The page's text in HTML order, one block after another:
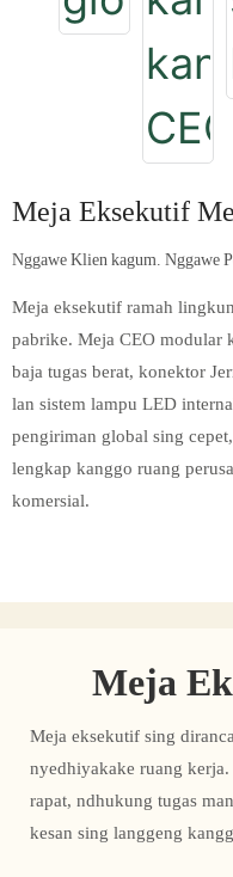
Meja Eksekutif
Nggawe Klien kagum. Nggawe
Meja eksekutif ramah
pabrike. Meja CEO modular
baja tugas berat, konektor
lan sistem lampu LED
pengiriman global sing
lengkap kanggo ruang
komersial.
Meja
Meja eksekutif sing
nyedhiyakake ruang
rapat, ndhukung tugas
kesan sing langgeng